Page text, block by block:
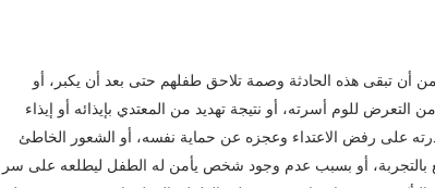
أن تبقى هذه الحادثة وصمة تلاحق طفلهم حتى بعد أن يكبر، أو
للوم أسرته، أو نتيجة تهديد من المعتدي بإيذائه أو إيذاء
على رفض الاعتداء وعجزه عن حماية نفسه، أو الشعور الخاطئ
بالتجربة، أو بسبب عدم وجود شخص يأمن له الطفل ليطلعه على سر